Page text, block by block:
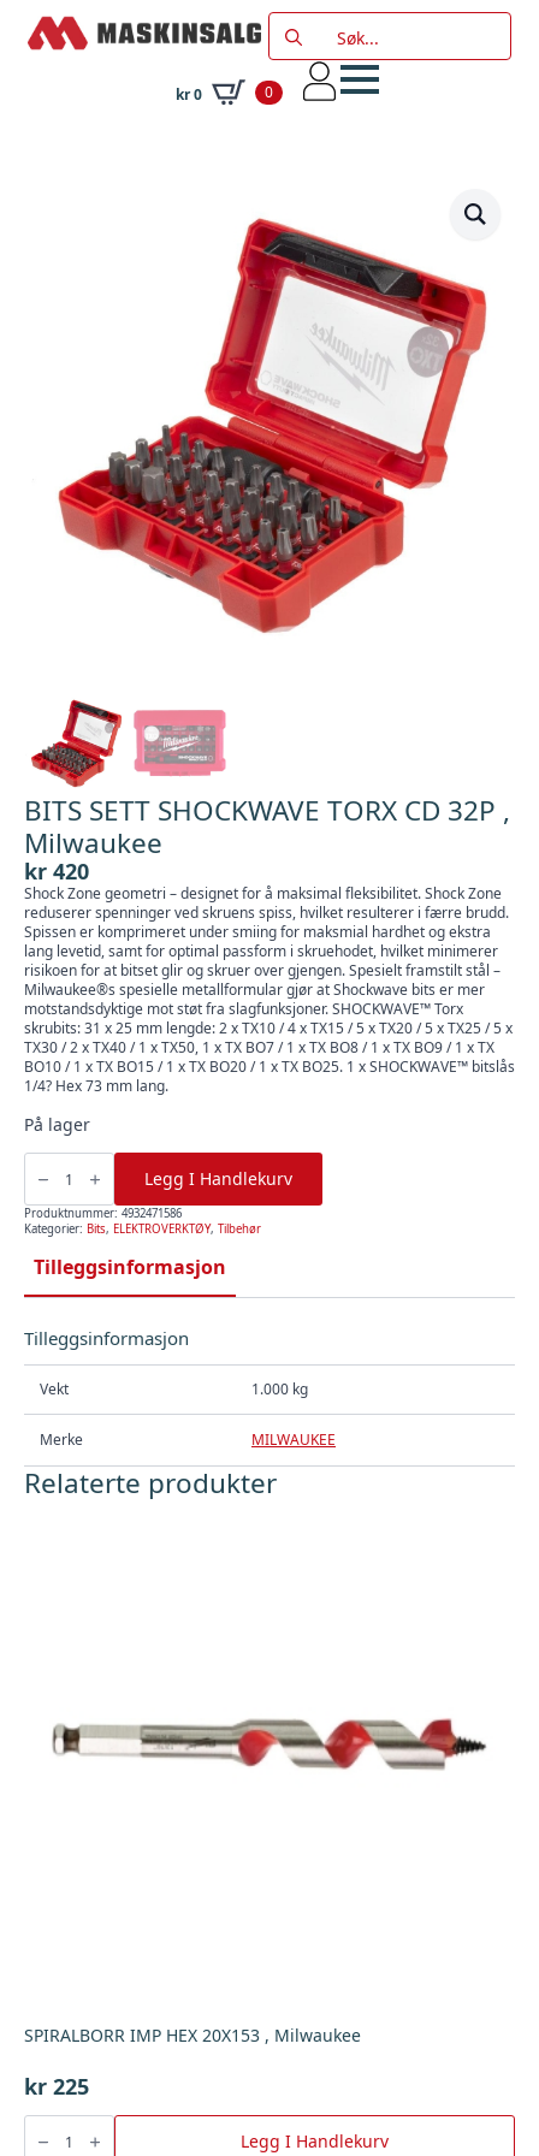
Search
for:
kr0 0
BITS SETT SHOCKWAVE TORX CD 32P ,
Milwaukee
kr 420
Shock Zone geometri – designet for å maksimal fleksibilitet. Shock Zone
reduserer spenninger ved skruens spiss, hvilket resulterer i færre brudd.
Spissen er komprimeret under smiing for maksmial hardhet og ekstra
lang levetid, samt for optimal passform i skruehodet, hvilket minimerer
risikoen for at bitset glir og skruer over gjengen. Spesielt framstilt stål –
Milwaukee®s spesielle metallformular gjør at Shockwave bits er mer
motstandsdyktige mot støt fra slagfunksjoner. SHOCKWAVE™ Torx
skrubits: 31 x 25 mm lengde: 2 x TX10 / 4 x TX15 / 5 x TX20 / 5 x TX25 / 5 x
TX30 / 2 x TX40 / 1 x TX50, 1 x TX BO7 / 1 x TX BO8 / 1 x TX BO9 / 1 x TX
BO10 / 1 x TX BO15 / 1 x TX BO20 / 1 x TX BO25. 1 x SHOCKWAVE™ bitslås
1/4? Hex 73 mm lang.
På lager
BITS
SHOCKWAVE
TORX
CD
32P
Milwaukee
antall
Legg I Handlekurv
Produktnummer: 4932471586
Kategorier: Bits, ELEKTROVERKTØY, Tilbehør
Tilleggsinformasjon
Tilleggsinformasjon
Vekt 1.000 kg
Merke MILWAUKEE
Relaterte produkter
SPIRALBORR IMP HEX 20X153 , Milwaukee
kr 225
SPIRALBORR
HEX Legg I Handlekurv